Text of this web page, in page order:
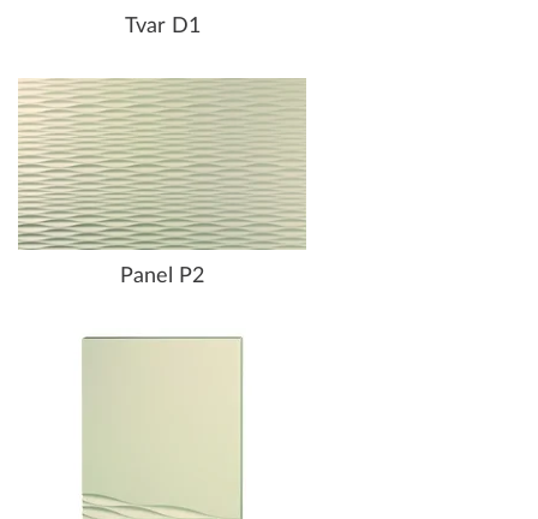
Tvar D1
Panel P2